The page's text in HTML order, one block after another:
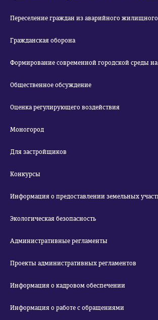
Переселение граждан из аварийного
Гражданская оборона
Формирование современной городской
Общественное обсуждение
Оценка регулирующего воздействия
Моногород
Для застройщиков
Конкурсы
Информация о предоставлении земельных
Экологическая безопасность
Административные регламенты
Проекты административных регламентов
Информация о кадровом обеспечении
Информация о работе с обращениями